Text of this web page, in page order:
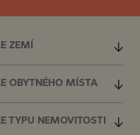
ZEMÍ
OBYTNÉHO MÍSTA
TYPU NEMOVITOSTI